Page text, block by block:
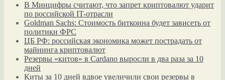
В Минцифры считают, что запрет криптовалют ударит
по российской IT-отрасли
Goldman Sachs: Стоимость биткоина будет зависеть от
политики ФРС
ЦБ РФ: российская экономика может пострадать от
майнинга криптовалют
Резервы «китов» в Cardano выросли в два раза за 10
дней
Киты за 10 дней вдвое увеличили свои резервы в